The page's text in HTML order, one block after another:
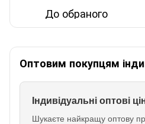
До обраного
Оптовим покупцям
Індивідуальні оптові
Шукаєте найкращу оптову